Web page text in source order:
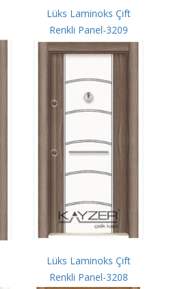
Lüks Laminoks Çift
Renkli Panel-3209
Lüks Laminoks Çift
Renkli Panel-3208